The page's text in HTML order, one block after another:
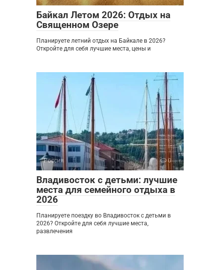
Байкал Летом 2026: Отдых на
Священном Озере
Планируете летний отдых на Байкале в 2026?
Откройте для себя лучшие места, цены и
Россия 0
Владивосток с детьми: лучшие
места для семейного отдыха в
2026
Планируете поездку во Владивосток с детьми в
2026? Откройте для себя лучшие места,
развлечения